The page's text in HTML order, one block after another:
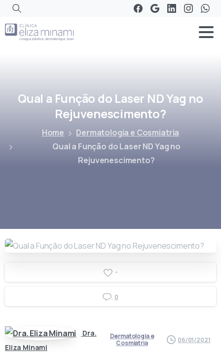
Qual a Função do Laser NDYag no
Rejuvenescimento?
Home
Dermatologia e Cosmiatria
Qual a Função do Laser ND Yag no
Rejuvenescimento?
-
0
Dra.
Eliza Minami
Dermatologia e
Cosmiatria
06/01/2021